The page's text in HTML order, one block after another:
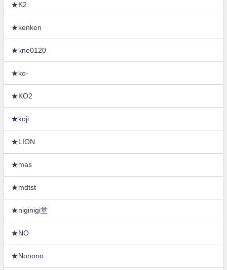
★K2
★kenken
★kne0120
★ko-
★KO2
★koji
★LION
★mas
★mdtst
★niginigi堂
★NO
★Nonono